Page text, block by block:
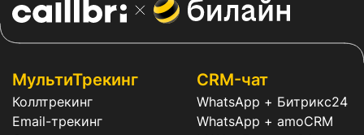
МультиТрекинг
Коллтрекинг
Email-трекинг
CRM-чат
WhatsApp + Битрикс24
WhatsApp + amoCRM